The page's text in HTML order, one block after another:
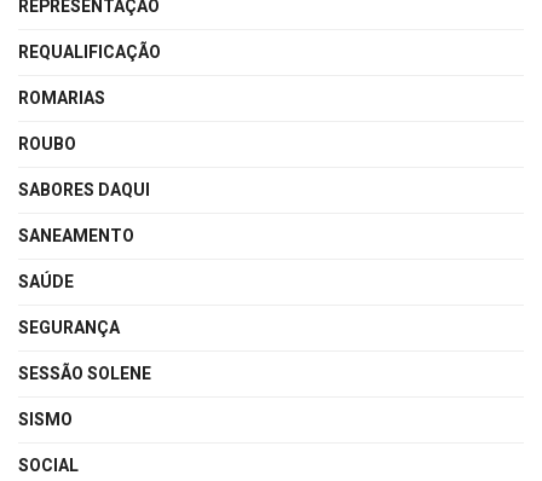
REPRESENTAÇÃO
REQUALIFICAÇÃO
ROMARIAS
ROUBO
SABORES DAQUI
SANEAMENTO
SAÚDE
SEGURANÇA
SESSÃO SOLENE
SISMO
SOCIAL